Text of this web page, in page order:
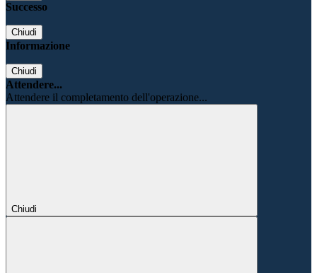
Successo
Chiudi
Informazione
Chiudi
Attendere...
Attendere il completamento dell'operazione...
Chiudi